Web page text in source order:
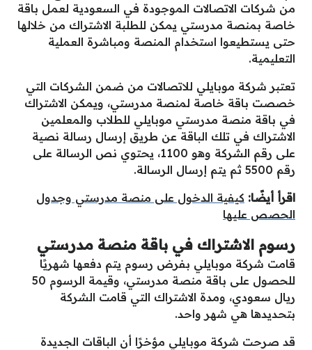
من شركات الاتصالات الموجودة في السعودية لعمل باقة
خاصة بمنصة مدرستي يمكن للطلبة الاشتراك من خلالها
حتى يستطيعوا استخدام المنصة ومباشرة العملية
التعليمية.
تعتبر شركة موبايلي للاتصالات من ضمن الشركات التي
خصصت باقة خاصة لمنصة مدرستي، ويمكن الاشتراك
في باقة منصة مدرستي موبايلي للطلاب والمعلمين
الاشتراك في تلك الباقة عن طريق إرسال رسالة نصية
على رقم الشركة وهو 1100، يحتوي نص الرسالة على
رقم 5500 ثم يتم إرسال الرسالة.
اقرأ أيضًا: كيفية الدخول على منصة مدرستي وجدول
الحصص عليها
رسوم الاشتراك في باقة منصة مدرستي
قامت شركة موبايلي بفرض رسوم يتم دفعها شهريًا
للحصول على باقة منصة مدرستي، وقيمة الرسوم 50
ريال سعودي، ومدة الاشتراك التي قامت الشركة
بتحديدها هي شهر واحد.
قد صرحت شركة موبايلي مؤخرًا أن الباقات الجديدة